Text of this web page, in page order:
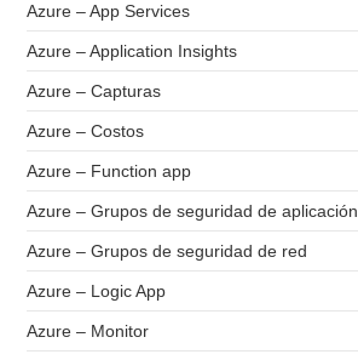
Azure – App Services
Azure – Application Insights
Azure – Capturas
Azure – Costos
Azure – Function app
Azure – Grupos de seguridad de aplicación
Azure – Grupos de seguridad de red
Azure – Logic App
Azure – Monitor